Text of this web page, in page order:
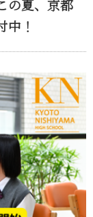
の夏、京都
中！